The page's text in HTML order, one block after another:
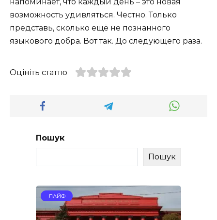
напоминает, что каждый день – это новая
возможность удивляться. Честно. Только
представь, сколько ещё не познанного
языкового добра. Вот так. До следующего раза.
Оцініть статтю
Пошук
Пошук
ЛАЙФ